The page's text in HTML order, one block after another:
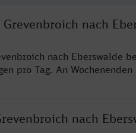
nach
nach Eberswalde
pro Tag. An Wochenenden
nach